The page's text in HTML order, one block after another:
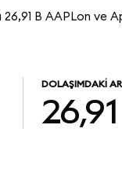
26,91 B AAPLon ve
DOLAŞIMDAKI